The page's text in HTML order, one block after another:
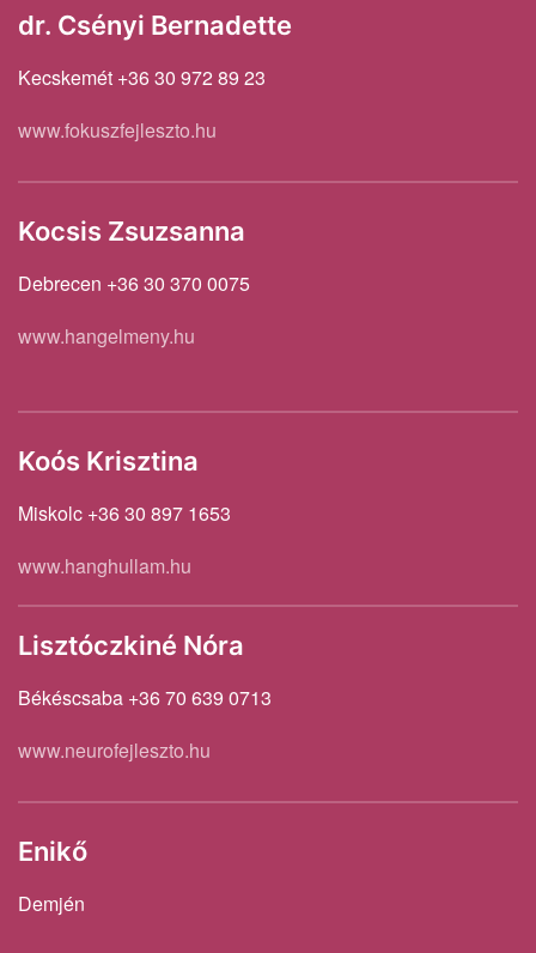
dr. Csényi Bernadette
Kecskemét +36 30 972 89 23
www.fokuszfejleszto.hu
Kocsis Zsuzsanna
Debrecen +36 30 370 0075
www.hangelmeny.hu
Koós Krisztina
Miskolc +36 30 897 1653
www.hanghullam.hu
Lisztóczkiné Nóra
Békéscsaba +36 70 639 0713
www.neurofejleszto.hu
Enikő
Demjén